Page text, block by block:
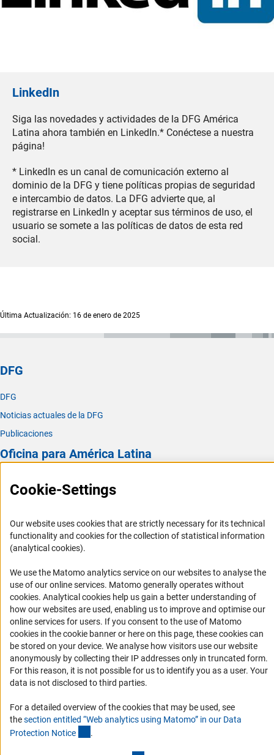
LinkedIn
Siga las novedades y actividades de la DFG América
Latina ahora también en LinkedIn.* Conéctese a nuestra
página!
* LinkedIn es un canal de comunicación externo al
dominio de la DFG y tiene políticas propias de seguridad
e intercambio de datos. La DFG advierte que, al
registrarse en LinkedIn y aceptar sus términos de uso, el
usuario se somete a las políticas de datos de esta red
social.
Última Actualización: 16 de enero de 2025
DFG
DFG
Noticias actuales de la DFG
Publicaciones
Oficina para América Latina
Representantes Academicos
Contacto
Fomento
1. Cooperación con investigadores alemanes
2. Investigar en Alemania
Chamadas abertas e Informes para Cientistas
Newsletter
Suscríbase a nuestro boletín de noticias
Suscríbase boletín
Cookie-Settings
Our website uses cookies that are strictly necessary for its technical
functionality and cookies for the collection of statistical information
(analytical cookies).
We use the Matomo analytics service on our websites to analyse the
use of our online services. Matomo generally operates without
cookies(Anc
. Analytical cookies help us gain a better understanding of
how our websites are used, enabling us to improve and optimise our
online services for users. If you consent to the use of Matomo
cookies in the cookie banner or here on this page, these cookies can
be stored on your device. We analyse how visitors use our website
anonymously by collecting their IP addresses only in truncated form.
For this reason, it is not possible for us to identify you as a user. Your
data is not disclosed to third parties.
For a detailed overview of the cookies that may be used, see
thesection entitled “Web analytics using Matomo” in our Data
Protection Notice .